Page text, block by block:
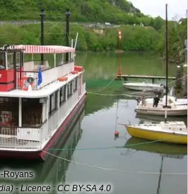
Royans
- Licence : CC BY-SA 4.0